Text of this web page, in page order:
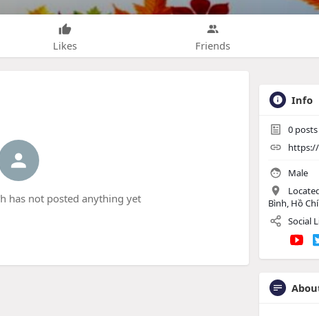
Likes Friends
has not posted anything yet
Info
0 posts
Male
Bình, Hồ
Social